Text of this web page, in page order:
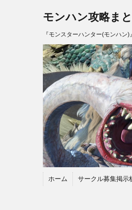
モンハン攻略ま
『モンスターハンター(モンハン
ホーム サークル募集掲示